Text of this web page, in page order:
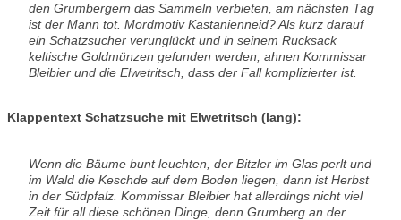
den Grumbergern das Sammeln verbieten, am nächsten Tag
ist der Mann tot. Mordmotiv Kastanienneid? Als kurz darauf
ein Schatzsucher verunglückt und in seinem Rucksack
keltische Goldmünzen gefunden werden, ahnen Kommissar
Bleibier und die Elwetritsch, dass der Fall komplizierter ist.
Klappentext Schatzsuche mit Elwetritsch (lang):
Wenn die Bäume bunt leuchten, der Bitzler im Glas perlt und
im Wald die Keschde auf dem Boden liegen, dann ist Herbst
in der Südpfalz. Kommissar Bleibier hat allerdings nicht viel
Zeit für all diese schönen Dinge, denn Grumberg an der